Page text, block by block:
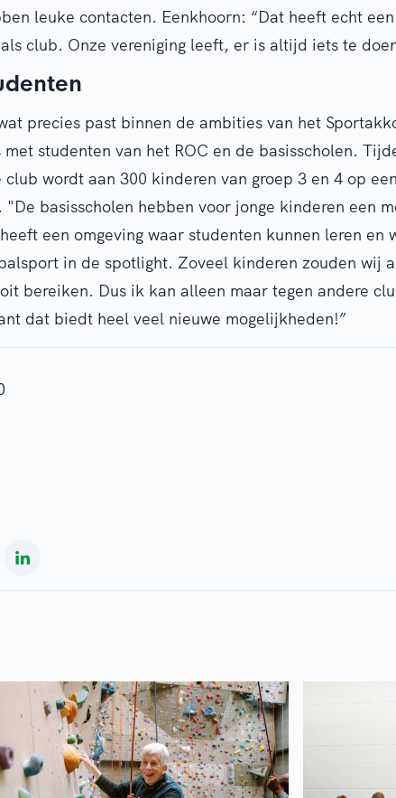
leuke contacten. Eenkhoorn: “Dat heeft echt
club. Onze vereniging leeft, er is altijd iets te
precies past binnen de ambities van het
studenten van het ROC en de basisscholen.
wordt aan 300 kinderen van groep 3 en 4 op
basisscholen hebben voor jonge kinderen een
een omgeving waar studenten kunnen leren en
in de spotlight. Zoveel kinderen zouden wij
bereiken. Dus ik kan alleen maar tegen andere
dat biedt heel veel nieuwe mogelijkheden!”